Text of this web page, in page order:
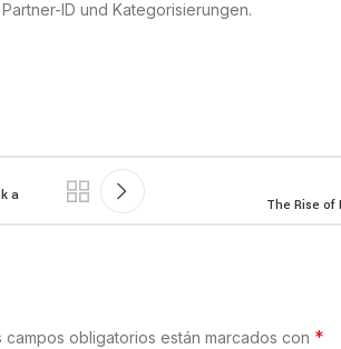
ID und Kategorisierungen.
a
The Rise
campos obligatorios están marcados con *